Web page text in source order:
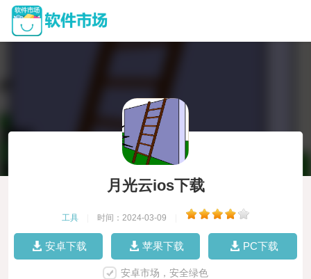
月光云ios下载
工具 时间：2024-03-09
安卓下载 苹果下载 PC下载
安卓市场，安全绿色